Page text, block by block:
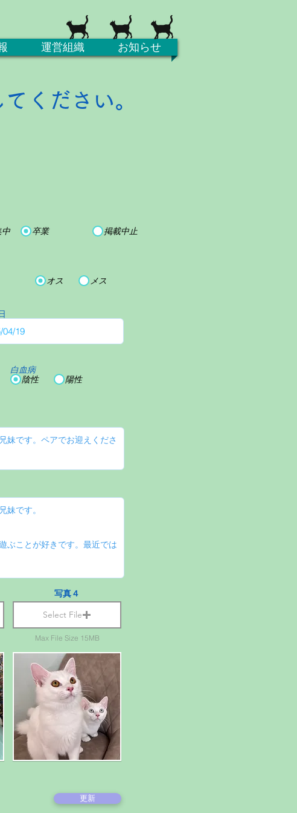
運営組織 お知らせ
ください。
卒業 掲載中止
オス メス
白血病
陰性
陽性
写真４
Select File
Max File Size 15MB
更新